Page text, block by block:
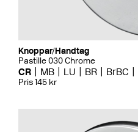
Knoppar/Handtag
Pastille 030 Chrome
CR MB LU BR BrBC
Pris 145 kr